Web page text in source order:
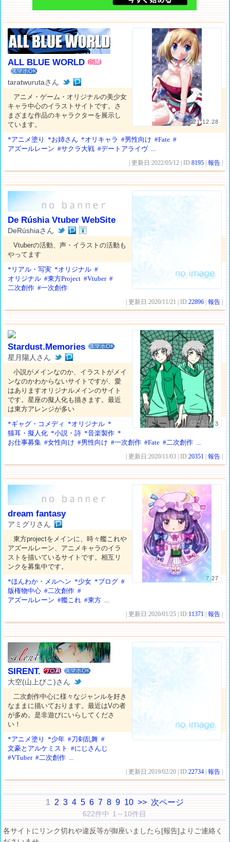
2021.12.28
ALL BLUE WORLD
スマホOK
taratwurutaさん
アニメ・ゲーム・オリジナルの美少女
キャラ中心のイラストサイトです。さ
まざまな作品のキャラクターを展示し
ています。
*アニメ塗り
*お姉さん *オリキャラ #男性向け #Fate #
アズールレーン #サクラ大戦 #デートアライヴ ...
| 更新日:2022/05/12 | ID:8195 |報告
De Rúshia Vtuber WebSite
DeRúshiaさん
Vtuberの活動、声・イラストの活動も
やってます
*リアル・写実 *オリジナル #
オリジナル #東方Project #Vtuber #
二次創作 #一次創作
| 更新日:2020/11/21 | ID:22896 |報告
2020.11.3
Stardust.Memories スマホOK
星月陽人さん
小説がメインなのか、イラストがメイ
ンなのかわからないサイトですが、愛
はありますオリジナルメインのサイト
です。星座の擬人化も描きます。最近
は東方アレンジが多い
*ギャグ・コメディ *オリジナル *
猫耳・擬人化 *小説・詩 *音楽製作 *
お仕事募集 #女性向け #男性向け #一次創作 #Fate #二次創作 ...
| 更新日:2020/11/03 | ID:20351 |報告
7.27
dream fantasy
アミグリさん
東方projectをメインに、時々艦これや
アズールレーン、アニメキャラのイラ
ストを描いているサイトです。相互リ
ンクを募集中です。
*ほんわか・メルヘン *少女 *ブログ #
版権物中心 #二次創作 #
アズールレーン #艦これ #東方 ...
| 更新日:2020/01/25 | ID:11371 |報告
SIRENT. スマホOK
大空(山上びこ)さん
二次創作中心に様々なジャンルを好き
なままに描いております。最近はVの者
が多め。是非遊びにいらしてくださ
い！
*アニメ塗り
*少年 #刀剣乱舞 #
文豪とアルケミスト
#にじさんじ
#VTuber #二次創作 ...
| 更新日:2019/02/20 | ID:22734 |報告
1 2 3 4 5 6 7 8 9 10 >> 次ページ
622件中 1～10件目
各サイトにリンク切れや違反等が御座いましたら[報告]よりご連絡く